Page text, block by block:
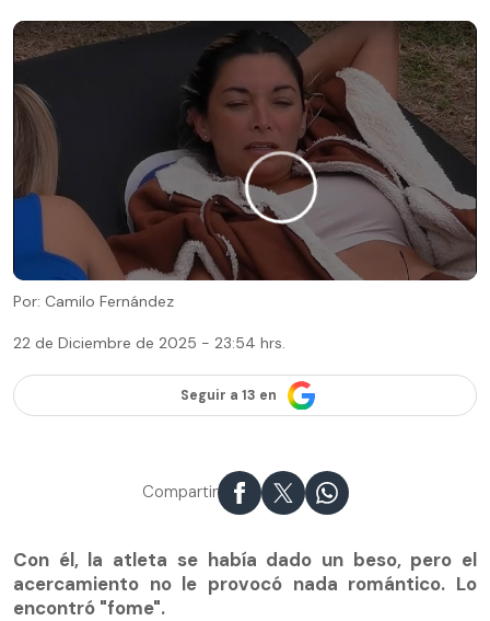
Por: Camilo Fernández
22 de Diciembre de 2025 - 23:54 hrs.
Seguir a 13 en
Compartir
Con él, la atleta se había dado un beso, pero el
acercamiento no le provocó nada romántico. Lo
encontró "fome".